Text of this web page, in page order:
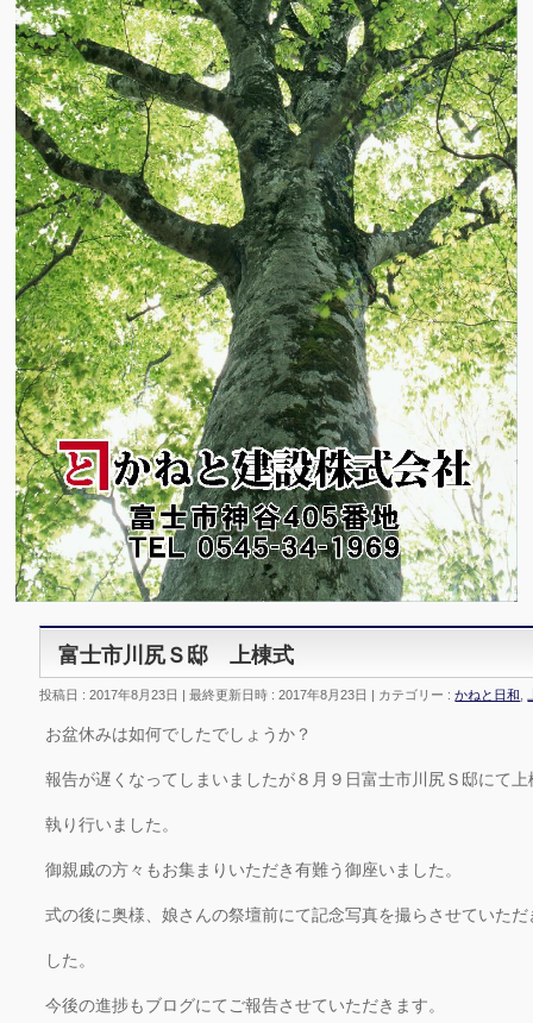
富士市川尻Ｓ邸 上棟式
投稿日 : 2017年8月23日 最終更新日時 : 2017年8月23日 カテゴリー :かねと日和
お盆休みは如何でしたでしょうか？
報告が遅くなってしまいましたが８月９日富士市川尻Ｓ邸にて上
執り行いました。
御親戚の方々もお集まりいただき有難う御座いました。
式の後に奥様、娘さんの祭壇前にて記念写真を撮らさせていただ
した。
今後の進捗もブログにてご報告させていただきます。